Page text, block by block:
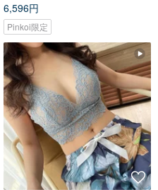
6,596円
Pinkoi限定